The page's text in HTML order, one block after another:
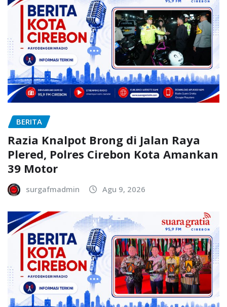
BERITA
Razia Knalpot Brong di Jalan Raya
Plered, Polres Cirebon Kota Amankan
39 Motor
surgafmadmin Agu 9, 2026